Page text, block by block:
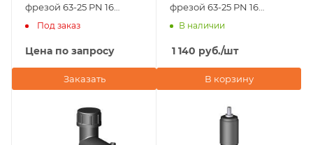
фрезой 63-25 PN 16
TAPPING TEE WITHOUT
VALVE-360' BORFIT
(Турция)
Под заказ
Цена по запросу
Заказать
фрезой 63-25 PN 16
TAPPING TEE WITHOUT
В наличии
1 140 руб./шт
В корзину